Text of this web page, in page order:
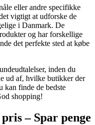
eller andre specifikke
vigtigt at udforske de
i Danmark. De
og har forskellige
det perfekte sted at købe
inden du
ud af, hvilke butikker der
kan finde de bedste
shopping!
– Spar penge